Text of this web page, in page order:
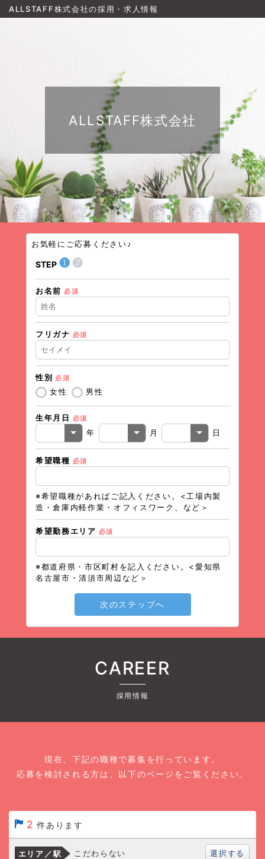
ALLSTAFF株式会社の採用・求人情報
ALLSTAFF株式会社
お気軽にご応募ください♪
STEP ❶❷
お名前 必須
フリガナ 必須
性別 必須
女性 男性
生年月日 必須
年 月 日
希望職種 必須
※希望職種があればご記入ください。<工場内製
造・倉庫内軽作業・オフィスワーク、など＞
希望勤務エリア 必須
※都道府県・市区町村を記入ください。<愛知県
名古屋市・清須市周辺など＞
次のステップへ
CAREER
採用情報
現在、下記の職種で募集を行っています。
応募を検討される方は、以下のページをご覧ください。
2 件あります
エリア／駅 こだわらない 選択する